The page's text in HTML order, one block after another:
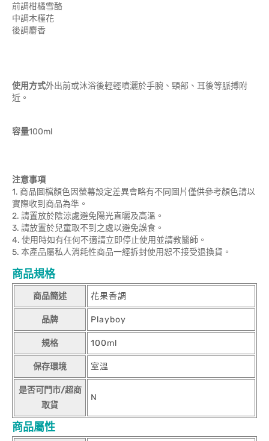
前調柑橘雪酪
中調木槿花
後調麝香
使用方式外出前或沐浴後輕輕噴灑於手腕、頸部、耳後等脈搏附
近。
容量100ml
注意事項
1. 商品圖檔顏色因螢幕設定差異會略有不同圖片僅供參考顏色請以
實際收到商品為準。
2. 請置放於陰涼處避免陽光直曬及高溫。
3. 請放置於兒童取不到之處以避免誤食。
4. 使用時如有任何不適請立即停止使用並請教醫師。
5. 本產品屬私人消耗性商品一經拆封使用恕不接受退換貨。
商品規格
商品簡述 花果香調
品牌 Playboy
規格 100ml
保存環境 室溫
是否可門市/超商
取貨
N
商品屬性